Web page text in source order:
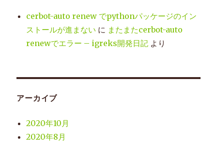
cerbot-auto renew でpythonパッケージのイン
ストールが進まない に またまたcerbot-auto
renewでエラー – igreks開発日記 より
アーカイブ
2020年10月
2020年8月